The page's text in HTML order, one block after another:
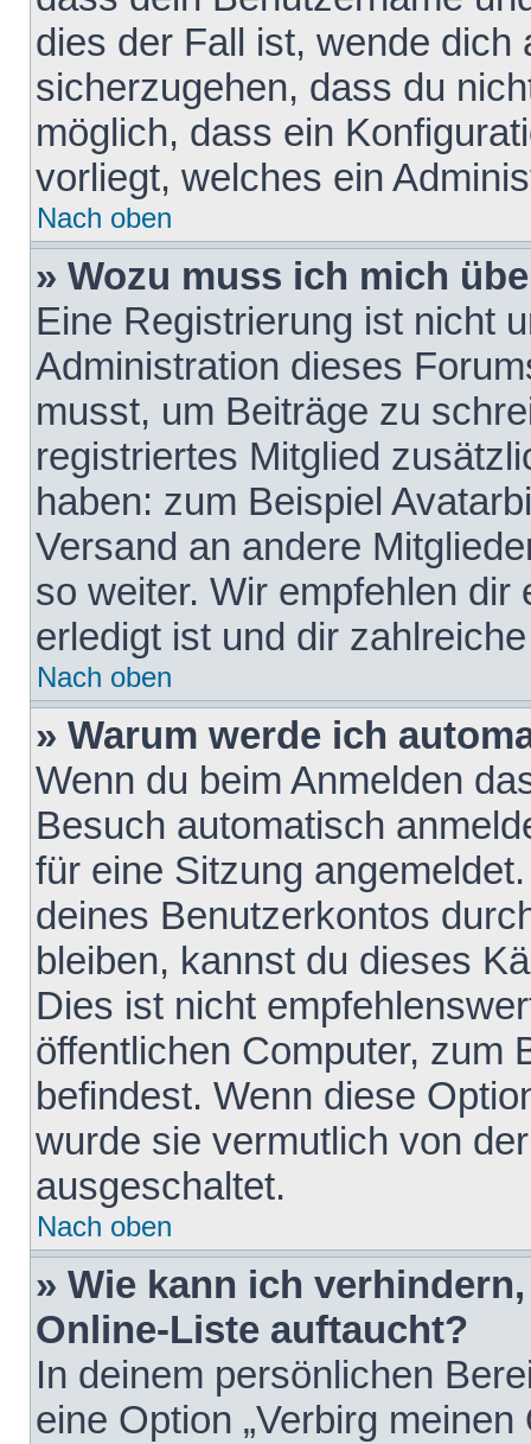
dies der Fall ist, wende dich
sicherzugehen, dass du
möglich, dass ein
vorliegt, welches ein
Nach oben
» Wozu muss ich mich
Eine Registrierung ist nicht
Administration dieses
musst, um Beiträge zu
registriertes Mitglied
haben: zum Beispiel
Versand an andere
so weiter. Wir empfehlen
erledigt ist und dir
Nach oben
» Warum werde ich
Wenn du beim Anmelden
Besuch automatisch
für eine Sitzung
deines Benutzerkontos
bleiben, kannst du dieses
Dies ist nicht
öffentlichen Computer, zum
befindest. Wenn diese
wurde sie vermutlich von
ausgeschaltet.
Nach oben
» Wie kann ich
Online-Liste auftaucht?
In deinem persönlichen
eine Option „Verbirg